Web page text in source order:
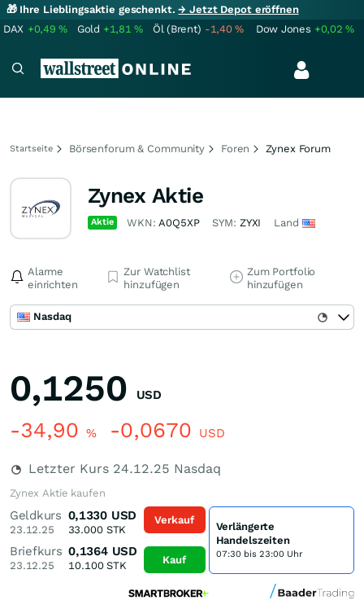
🎁 Ihre Lieblingsaktie geschenkt.→ Jetzt Depot eröffnen
DAX +0,49% Gold +1,81% Öl (Brent) -1,40% Dow Jones +0,02%
Startseite Börsenforum & Community Foren Zynex Forum
Zynex Aktie
Aktie WKN:A0Q5XP SYM: ZYXI Land
Alarme
einrichten
Zur Watchlist
hinzufügen
Zum Portfolio
hinzufügen
Nasdaq
0,1250 USD
-34,90 % -0,0670 USD
Letzter Kurs 24.12.25 Nasdaq
Zynex Aktie kaufen
Geldkurs
23.12.25
0,1330 USD
33.000STK
Briefkurs
23.12.25
0,1364 USD
10.100STK
Verkauf
Kauf
Verlängerte
Handelszeiten
07:30 bis 23:00 Uhr